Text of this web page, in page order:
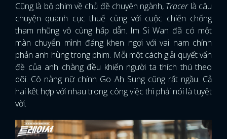
Cũng là bộ phim về chủ đề chuyên ngành, Tracerlà câu
chuyện quanh cục thuế cùng với cuộc chiến chống
tham nhũng vô cùng hấp dẫn. Im Si Wan đã có một
màn chuyển mình đáng khen ngợi với vai nam chính
phản anh hùng trong phim. Mỗi một cách giải quyết vấn
đề của anh chàng đều khiến người ta thích thú theo
dõi. Cô nàng nữ chính Go Ah Sung cũng rất ngầu. Cả
hai kết hợp với nhau trong công việc thì phải nói là tuyệt
vời.